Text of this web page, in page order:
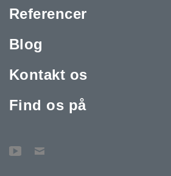
Referencer
Blog
Kontakt os
Find os på